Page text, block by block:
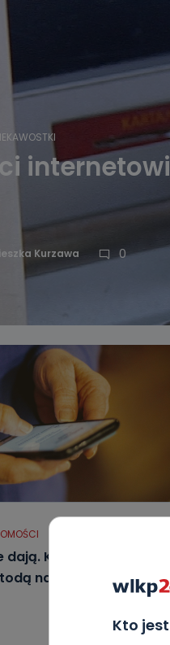
Kto
Kurzawa 0
dają. Kolejna osoba
na BLIK-a